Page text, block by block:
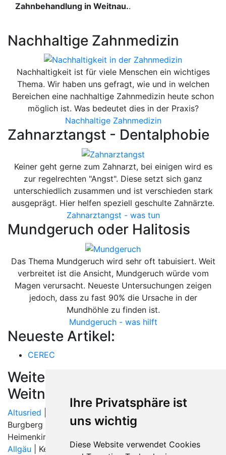
Ihre Privatsphäre ist
uns wichtig
Diese Website verwendet Cookies
Zahnbehandlung in Weitnau..
Nachhaltige Zahnmedizin
Nachhaltigkeit ist für viele Menschen ein wichtiges
Thema. Wir haben uns gefragt, wie und in welchen
Bereichen eine nachhaltige Zahnmedizin heute schon
möglich ist. Was bedeutet dies in der Praxis?
Nachhaltige Zahnmedizin
Zahnarztangst - Dentalphobie
Keiner geht gerne zum Zahnarzt, bei einigen wird es
zur regelrechten "Angst". Diese setzt sich ganz
unterschiedlich zusammen und ist verschieden stark
ausgeprägt. Hier helfen speziell geschulte Zahnärzte.
Zahnarztangst - was tun
Mundgeruch oder Halitosis
Das Thema Mundgeruch wird sehr oft tabuisiert. Weit
verbreitet ist die Ansicht, Mundgeruch würde vom
Magen verursacht. Neueste Untersuchungen zeigen
jedoch, dass zu fast 90% die Ursache in der
Mundhöhle zu finden ist.
Mundgeruch - was hilft
Neueste Artikel:
CEREC
Weitere Orte in der Nähe von
Weitnau
Altusried | Blaichach |
Burgberg im Allgäu | Gestratz |Grünenbach
Heimenkirch | Hergatz |
Allgäu | Kempten (Allgäu) | Kißlegg |Leutkirch|